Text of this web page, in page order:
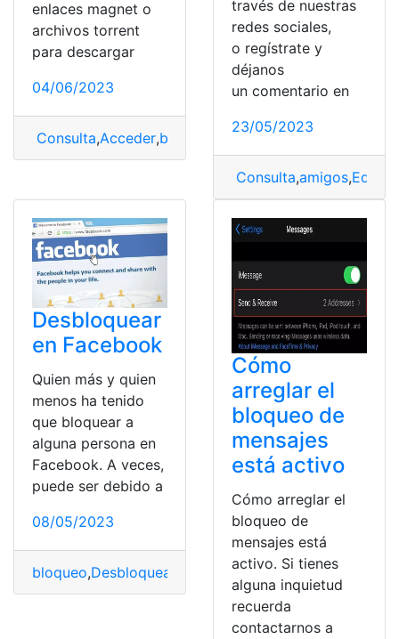
enlaces magnet o
archivos torrent
para descargar
04/06/2023
Consulta,Acceder,bloqueo Error RARBG
través de nuestras
redes sociales,
o regístrate y
déjanos
un comentario en
23/05/2023
Consulta,amigos,Editar
Desbloquear
en Facebook
Quien más y quien
menos ha tenido
que bloquear a
alguna persona en
Facebook. A veces,
puede ser debido a
08/05/2023
bloqueo,Desbloquear Facebook,Mensajes,Perfil
Cómo
arreglar el
bloqueo de
mensajes
está activo
Cómo arreglar el
bloqueo de
mensajes está
activo. Si tienes
alguna inquietud
recuerda
contactarnos a